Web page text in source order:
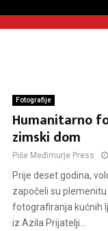
Fotografije
Humanitarno
zimski dom
Piše Međimurje Press
Prije deset godina,
započeli su
fotografiranja kućnih
iz Azila Prijatelji...